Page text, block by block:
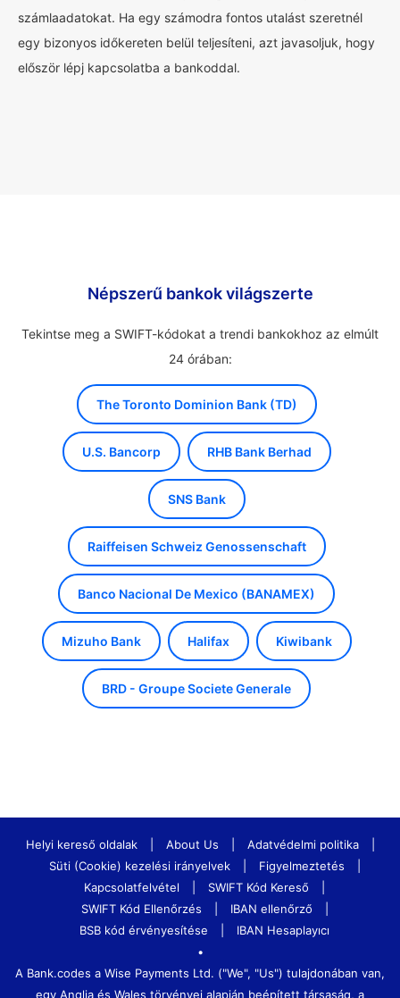
számlaadatokat. Ha egy számodra fontos utalást szeretnél
egy bizonyos időkereten belül teljesíteni, azt javasoljuk, hogy
először lépj kapcsolatba a bankoddal.
Népszerű bankok világszerte
Tekintse meg a SWIFT-kódokat a trendi bankokhoz az elmúlt
24 órában:
The Toronto Dominion Bank (TD)
U.S. Bancorp RHB Bank Berhad
SNS Bank
Raiffeisen Schweiz Genossenschaft
Banco Nacional De Mexico (BANAMEX)
Mizuho Bank Halifax Kiwibank
BRD - Groupe Societe Generale
Helyi kereső oldalak About Us Adatvédelmi politika
Süti (Cookie) kezelési irányelvek
Figyelmeztetés
Kapcsolatfelvétel
SWIFT Kód Kereső
SWIFT Kód Ellenőrzés
IBAN ellenőrző
BSB kód érvényesítése
IBAN Hesaplayıcı
•
A Bank.codes a Wise Payments Ltd. ("We", "Us") tulajdonában van,
egy Anglia és Wales törvényei alapján beépített társaság, a